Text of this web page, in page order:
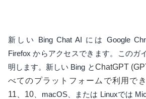
新しい Bing Chat AI には Google
Firefox からアクセスできます。このガ
明します。新しい Bing とChatGPT
べてのプラットフォームで利用で
11、10 、macOS、または Linuxでは